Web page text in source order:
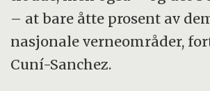
– at bare åtte prosent av
nasjonale verneområder,
Cuní-Sanchez.